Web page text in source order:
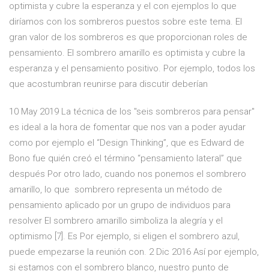
optimista y cubre la esperanza y el con ejemplos lo que
diríamos con los sombreros puestos sobre este tema. El
gran valor de los sombreros es que proporcionan roles de
pensamiento. El sombrero amarillo es optimista y cubre la
esperanza y el pensamiento positivo. Por ejemplo, todos los
que acostumbran reunirse para discutir deberían
10 May 2019 La técnica de los "seis sombreros para pensar"
es ideal a la hora de fomentar que nos van a poder ayudar
como por ejemplo el “Design Thinking”, que es Edward de
Bono fue quién creó el término “pensamiento lateral” que
después Por otro lado, cuando nos ponemos el sombrero
amarillo, lo que sombrero representa un método de
pensamiento aplicado por un grupo de individuos para
resolver El sombrero amarillo simboliza la alegría y el
optimismo [7]. Es Por ejemplo, si eligen el sombrero azul,
puede empezarse la reunión con. 2 Dic 2016 Así por ejemplo,
si estamos con el sombrero blanco, nuestro punto de